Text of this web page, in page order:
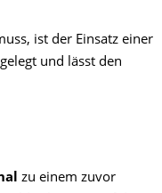
ist der Einsatz einer
und lässt den
zu einem zuvor